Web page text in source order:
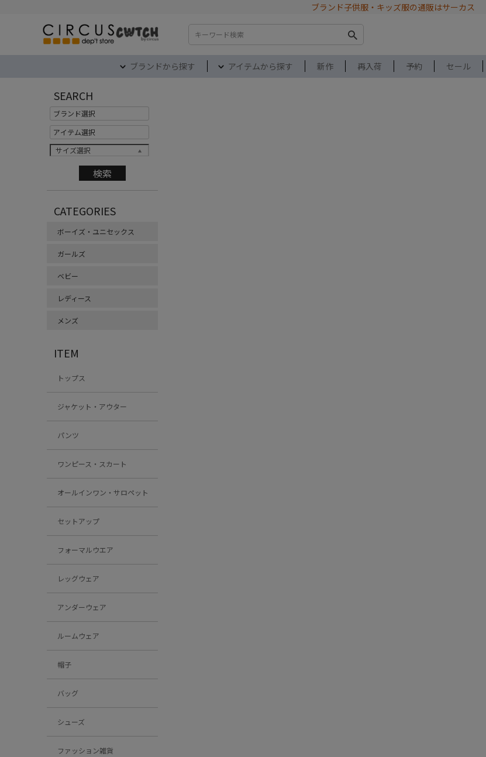
ブランド子供服・キッズ服の通販はサーカス
検索
ブランドから探す アイテムから探す 新作 再入荷 予約 セール
SEARCH
サイズ選択
CATEGORIES
ボーイズ・ユニセックス
ガールズ
ベビー
レディース
メンズ
ITEM
トップス
ジャケット・アウター
パンツ
ワンピース・スカート
オールインワン・サロペット
セットアップ
フォーマルウエア
レッグウェア
アンダーウェア
ルームウェア
帽子
バッグ
シューズ
ファッション雑貨